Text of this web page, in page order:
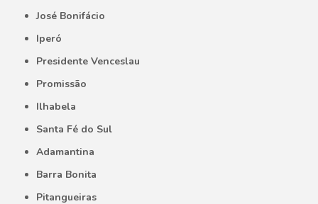
José Bonifácio
Iperó
Presidente Venceslau
Promissão
Ilhabela
Santa Fé do Sul
Adamantina
Barra Bonita
Pitangueiras